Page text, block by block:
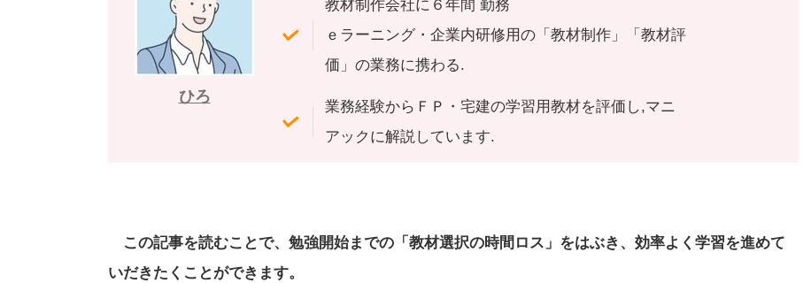
ひろ
教材制作会社に６年間 勤務
ｅラーニング・企業内研修用の「教材制作」「教材評
価」の業務に携わる.
業務経験からＦＰ・宅建の学習用教材を評価し,マニ
アックに解説しています.
この記事を読むことで、勉強開始までの「教材選択の時間ロス」をはぶき、効率よく学習を進めて
いだきたくことができます。